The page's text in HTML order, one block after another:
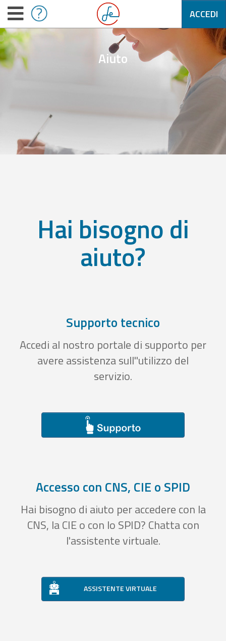
ACCEDI
Aiuto
Hai bisogno di
aiuto?
Supporto tecnico
Accedi al nostro portale di supporto per
avere assistenza sull''utilizzo del
servizio.
Accesso con CNS, CIE o SPID
Hai bisogno di aiuto per accedere con la
CNS, la CIE o con lo SPID? Chatta con
l'assistente virtuale.
ASSISTENTE VIRTUALE